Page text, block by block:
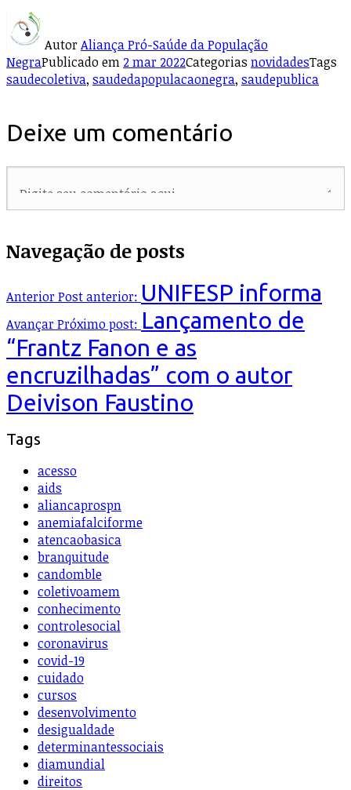
AutorAliança Pró-Saúde da População
NegraPublicado em 2 mar 2022Categorias novidadesTags
saudecoletiva, saudedapopulacaonegra, saudepublica
Deixe um comentário
Navegação de posts
AnteriorPost anterior: UNIFESP informa
AvançarPróximo post: Lançamento de
“Frantz Fanon e as
encruzilhadas” com o autor
Deivison Faustino
Tags
acesso
aids
aliancaprospn
anemiafalciforme
atencaobasica
branquitude
candomble
coletivoamem
conhecimento
controlesocial
coronavirus
covid-19
cuidado
cursos
desenvolvimento
desigualdade
determinantessociais
diamundial
direitos